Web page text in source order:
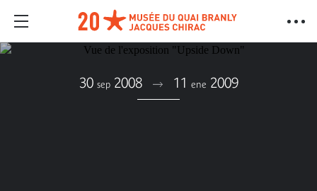
30 sep 2008 11 ene 2009